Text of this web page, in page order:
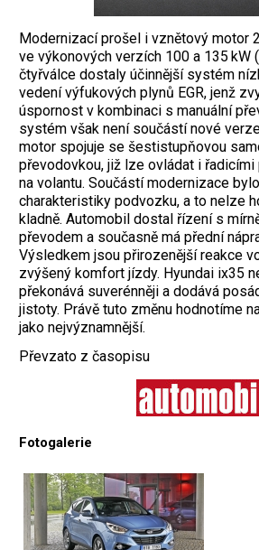
Modernizací prošel i vznětový motor
ve výkonových verzích 100 a 135 kW
čtyřválce dostaly účinnější systém
vedení výfukových plynů EGR, jenž
úspornost v kombinaci s manuální
systém však není součástí nové
motor spojuje se šestistupňovou
převodovkou, již lze ovládat i řadicími
na volantu. Součástí modernizace
charakteristiky podvozku, a to nelze
kladně. Automobil dostal řízení s
převodem a současně má přední
Výsledkem jsou přirozenější reakce
zvýšený komfort jízdy. Hyundai ix35
překonává suverénněji a dodává
jistoty. Právě tuto změnu hodnotíme
jako nejvýznamnější.
Převzato z časopisu
Fotogalerie